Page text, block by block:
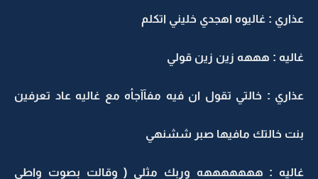
عذاري : غاليوه اهجدي خليني اتكلم
غاليه : هههه زين زين قولي
عذاري : خالتي تقول ان فيه مفآآجأه مع غاليه عاد تعرفين
بنت خالتك مافيها صبر ششنهي
غاليه : هههههههه وربك مثلي ( وقالت بصوت واطي